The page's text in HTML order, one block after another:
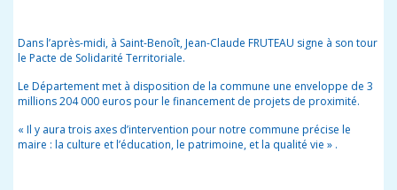
Dans l’après-midi, à Saint-Benoît, Jean-Claude FRUTEAU signe à son tour
le Pacte de Solidarité Territoriale.
Le Département met à disposition de la commune une enveloppe de 3
millions 204 000 euros pour le financement de projets de proximité.
« Il y aura trois axes d’intervention pour notre commune précise le
maire : la culture et l’éducation, le patrimoine, et la qualité vie » .